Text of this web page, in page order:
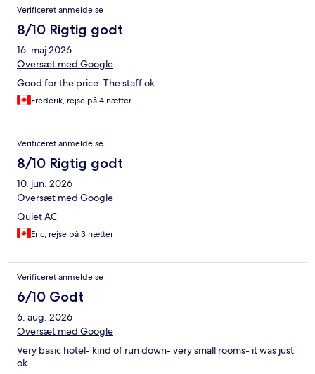
Verificeret anmeldelse
8/10 Rigtig godt
16. maj 2026
Oversæt med Google
Good for the price. The staff ok
Frédérik, rejse på 4 nætter
Verificeret anmeldelse
8/10 Rigtig godt
10. jun. 2026
Oversæt med Google
Quiet AC
Eric, rejse på 3 nætter
Verificeret anmeldelse
6/10 Godt
6. aug. 2026
Oversæt med Google
Very basic hotel- kind of run down- very small rooms- it was just
ok.